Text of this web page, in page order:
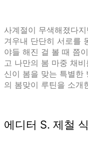
사계절이 무색해졌다
겨우내 단단히 서로를
야들 해진 걸 볼 때 쯤
고 나만의 봄 마중 채
신이 봄을 맞는 특별한
의 봄맞이 루틴을 소개
에디터 S. 제철